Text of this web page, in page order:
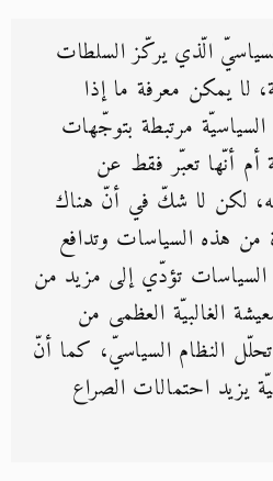
الّذي يركّز السلطات
لا يمكن معرفة ما إذا
مرتبطة بتوجّهات
أم أنّها تعبّر فقط عن
لكن لا شكّ في أنّ هناك
من هذه السياسات وتدافع
تؤدّي إلى مزيد من
الغالبيّة العظمى من
النظام السياسيّ، كما أنّ
يزيد احتمالات الصراع